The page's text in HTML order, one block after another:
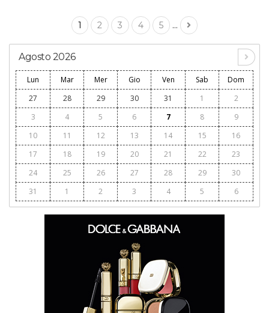
1 2 3 4 5 ...
Agosto 2026
Lun Mar Mer Gio Ven Sab
Dom
27
28 29 30 31 1
2
3
4 5 6 7 8
9
10
11 12 13 14 15
16
17
18 19 20 21 22
23
24
25 26 27 28 29
30
31
1 2 3 4 5 6